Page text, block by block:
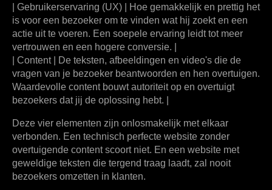
Gebruikerservaring (UX) | Hoe gemakkelijk en prettig het
is voor een bezoeker om te vinden wat hij zoekt en een
actie uit te voeren. Een soepele ervaring leidt tot meer
vertrouwen en een hogere conversie. |
Content| De teksten, afbeeldingen en video's die de
vragen van je bezoeker beantwoorden en hen overtuigen.
Waardevolle content bouwt autoriteit op en overtuigt
bezoekers dat jij de oplossing hebt. |
Deze vier elementen zijn onlosmakelijk met elkaar
verbonden. Een technisch perfecte website zonder
overtuigende content scoort niet. En een website met
geweldige teksten die tergend traag laadt, zal nooit
bezoekers omzetten in klanten.